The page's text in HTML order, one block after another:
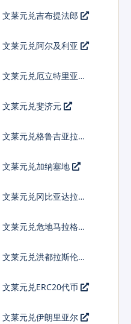
文莱元兑吉布提法郎
文莱元兑阿尔及利亚
文莱元兑厄立特里亚纳
文莱元兑斐济元
文莱元兑格鲁吉亚拉里
文莱元兑加纳塞地
文莱元兑冈比亚达拉西
文莱元兑危地马拉格查
文莱元兑洪都拉斯伦皮
文莱元兑ERC20代币
文莱元兑伊朗里亚尔